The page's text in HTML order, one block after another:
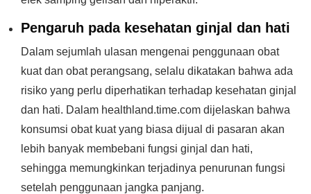
Pengaruh pada kesehatan ginjal dan hati
Dalam sejumlah ulasan mengenai penggunaan obat
kuat dan obat perangsang, selalu dikatakan bahwa ada
risiko yang perlu diperhatikan terhadap kesehatan ginjal
dan hati. Dalam healthland.time.com dijelaskan bahwa
konsumsi obat kuat yang biasa dijual di pasaran akan
lebih banyak membebani fungsi ginjal dan hati,
sehingga memungkinkan terjadinya penurunan fungsi
setelah penggunaan jangka panjang.